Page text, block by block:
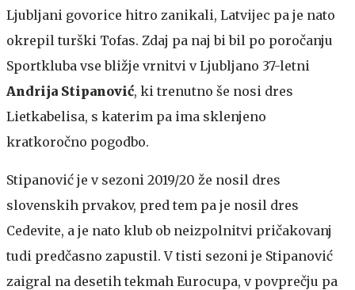
Ljubljani govorice hitro zanikali, Latvijec pa je nato
okrepil turški Tofas. Zdaj pa naj bi bil po poročanju
Sportkluba vse bližje vrnitvi v Ljubljano 37-letni
Andrija Stipanović, ki trenutno še nosi dres
Lietkabelisa, s katerim pa ima sklenjeno
kratkoročno pogodbo.
Stipanović je v sezoni 2019/20 že nosil dres
slovenskih prvakov, pred tem pa je nosil dres
Cedevite, a je nato klub ob neizpolnitvi pričakovanj
tudi predčasno zapustil. V tisti sezoni je Stipanović
zaigral na desetih tekmah Eurocupa, v povprečju pa